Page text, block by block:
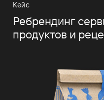
Кейс
Ребрендинг
продуктов и